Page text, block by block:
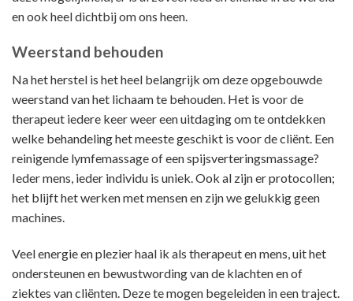
en ook heel dichtbij om ons heen.
Weerstand behouden
Na het herstel is het heel belangrijk om deze opgebouwde
weerstand van het lichaam te behouden. Het is voor de
therapeut iedere keer weer een uitdaging om te ontdekken
welke behandeling het meeste geschikt is voor de cliënt. Een
reinigende lymfemassage of een spijsverteringsmassage?
Ieder mens, ieder individu is uniek. Ook al zijn er protocollen;
het blijft het werken met mensen en zijn we gelukkig geen
machines.
Veel energie en plezier haal ik als therapeut en mens, uit het
ondersteunen en bewustwording van de klachten en of
ziektes van cliënten. Deze te mogen begeleiden in een traject.